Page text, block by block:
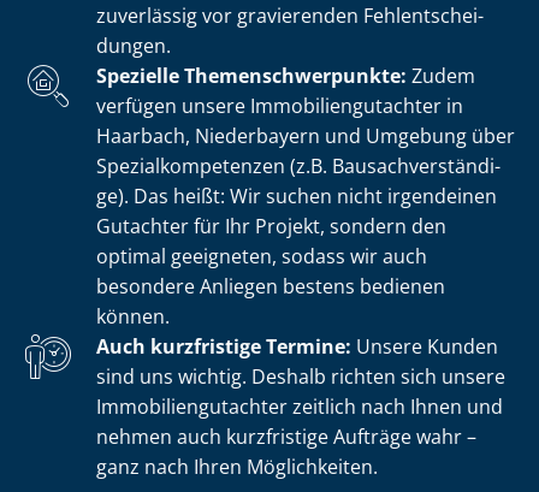
zuverlässig vor gravierenden Fehl­ent­schei­
dun­gen.
Spezielle The­men­schwer­punk­te: Zudem
verfügen unsere Im­mo­bi­li­en­gut­ach­ter in
Haarbach, Niederbayern und Umgebung über
Spe­zi­al­kom­pe­ten­zen (z.B. Bau­sach­ver­stän­di­
ge). Das heißt: Wir suchen nicht irgendeinen
Gutachter für Ihr Projekt, sondern den
optimal geeigneten, sodass wir auch
besondere Anliegen bestens bedienen
können.
Auch kurzfristige Termine: Unsere Kunden
sind uns wichtig. Deshalb richten sich unsere
Im­mo­bi­li­en­gut­ach­ter zeitlich nach Ihnen und
nehmen auch kurzfristige Aufträge wahr –
ganz nach Ihren Möglichkeiten.